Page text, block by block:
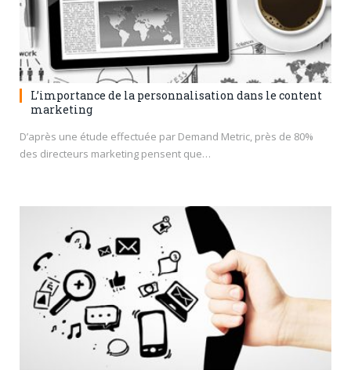
L’importance de la personnalisation dans le content
marketing
D’après une étude effectuée par Demand Metric, près de 80%
des directeurs marketing pensent que…